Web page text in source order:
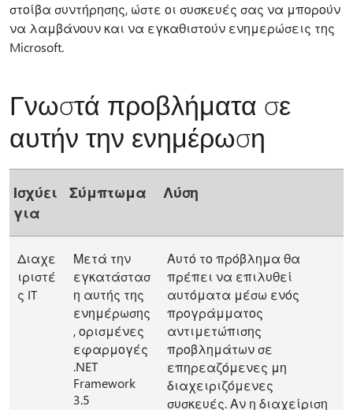
στοίβα συντήρησης, ώστε οι συσκευές σας να μπορούν
να λαμβάνουν και να εγκαθιστούν ενημερώσεις της
Microsoft.
Γνωστά προβλήματα σε
αυτήν την ενημέρωση
Ισχύει
για
Σύμπτωμα Λύση
Διαχε
ιριστέ
ς IT
Μετά την
εγκατάστασ
η αυτής της
ενημέρωσης
, ορισμένες
εφαρμογές
.NET
Framework
3.5
Αυτό το πρόβλημα θα
πρέπει να επιλυθεί
αυτόματα μέσω ενός
προγράμματος
αντιμετώπισης
προβλημάτων σε
επηρεαζόμενες μη
διαχειριζόμενες
συσκευές. Αν η διαχείριση